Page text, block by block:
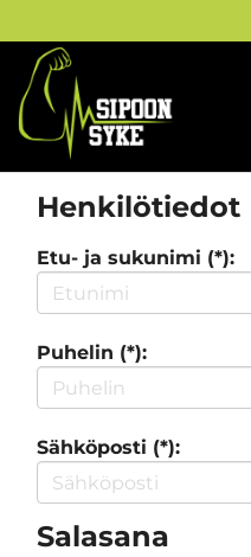
Henkilötiedot
Etu- ja sukunimi (*):
Puhelin (*):
Sähköposti (*):
Salasana